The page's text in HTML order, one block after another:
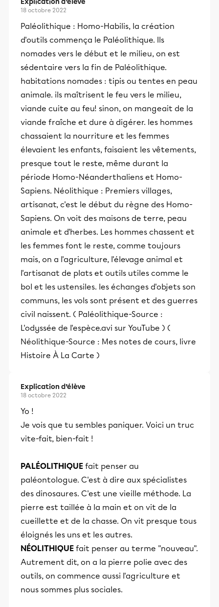
Explication d’élève
18 octobre 2022
Paléolithique : Homo-Habilis, la création
d'outils commença le Paléolithique. Ils
nomades vers le début et le milieu, on est
sédentaire vers la fin de Paléolithique.
habitations nomades : tipis ou tentes en peau
animale. ils maîtrisent le feu vers le milieu,
viande cuite au feu! sinon, on mangeait de la
viande fraîche et dure à digérer. les hommes
chassaient la nourriture et les femmes
élevaient les enfants, faisaient les vêtements,
presque tout le reste, même durant la
période Homo-Néanderthaliens et Homo-
Sapiens. Néolithique : Premiers villages,
artisanat, c'est le début du règne des Homo-
Sapiens. On voit des maisons de terre, peau
animale et d'herbes. Les hommes chassent et
les femmes font le reste, comme toujours
mais, on a l'agriculture, l'élevage animal et
l'artisanat de plats et outils utiles comme le
bol et les ustensiles. les échanges d'objets son
communs, les vols sont présent et des guerres
civil naissent. ( Paléolithique-Source :
L'odyssée de l'espèce.avi sur YouTube ) (
Néolithique-Source : Mes notes de cours, livre
Histoire À La Carte )
Explication d’élève
18 octobre 2022
Yo !
Je vois que tu sembles paniquer. Voici un truc
vite-fait, bien-fait !
PALÉOLITHIQUE fait penser au
paléontologue. C'est à dire aux spécialistes
des dinosaures. C'est une vieille méthode. La
pierre est taillée à la main et on vit de la
cueillette et de la chasse. On vit presque tous
éloignés les uns et les autres.
NÉOLITHIQUE fait penser au terme "nouveau".
Autrement dit, on a la pierre polie avec des
outils, on commence aussi l'agriculture et
nous sommes plus sociales.